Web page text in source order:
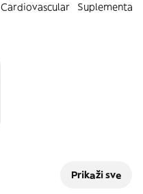
Cardiovascular
Prikaži sve